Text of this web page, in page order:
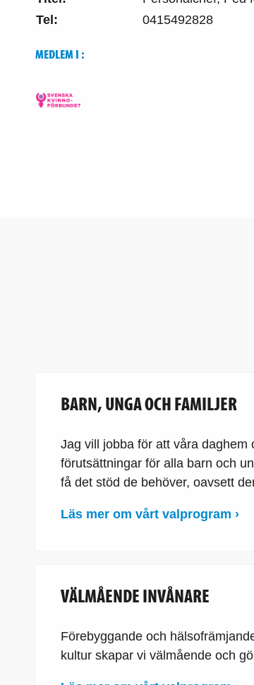
Tel:
0415492828
MEDLEM I :
BARN, UNGA OCH FAMILJER
Jag vill jobba för att våra
förutsättningar för alla barn och
få det stöd de behöver, oavsett
Läs mer om vårt valprogram ›
VÄLMÅENDE INVÅNARE
Förebyggande och
kultur skapar vi välmående och